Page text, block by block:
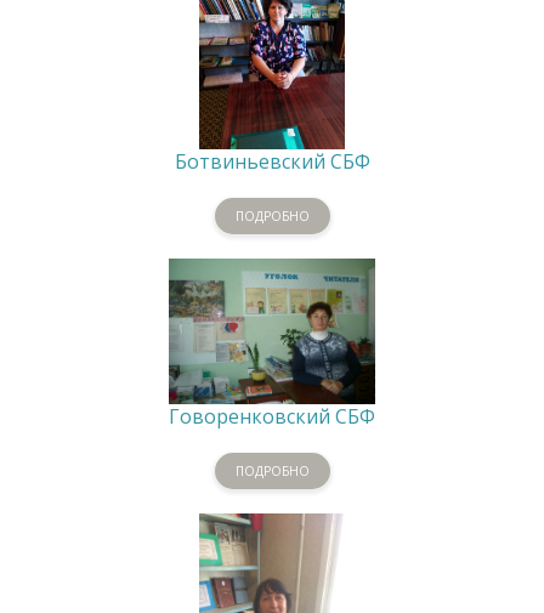
Ботвиньевский СБФ
ПОДРОБНО
Говоренковский СБФ
ПОДРОБНО